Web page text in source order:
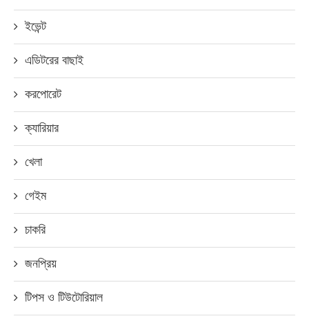
ইভেন্ট
এডিটরের বাছাই
করপোরেট
ক্যারিয়ার
খেলা
গেইম
চাকরি
জনপ্রিয়
টিপস ও টিউটোরিয়াল